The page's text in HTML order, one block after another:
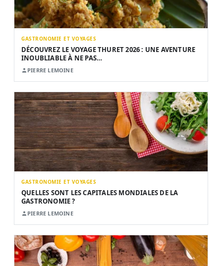
GASTRONOMIE ET VOYAGES
DÉCOUVREZ LE VOYAGE THURET 2026 : UNE AVENTURE
INOUBLIABLE À NE PAS…
PIERRE LEMOINE
GASTRONOMIE ET VOYAGES
QUELLES SONT LES CAPITALES MONDIALES DE LA
GASTRONOMIE ?
PIERRE LEMOINE